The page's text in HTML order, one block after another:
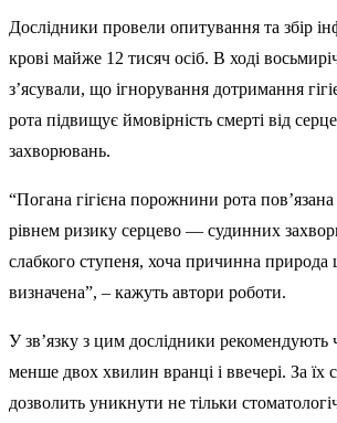
Дослідники провели опитування та збір
крові майже 12 тисяч осіб. В ході
з’ясували, що ігнорування дотримання
рота підвищує ймовірність смерті від
захворювань.
“Погана гігієна порожнини рота
рівнем ризику серцево — судинних
слабкого ступеня, хоча причинна природа
визначена”, – кажуть автори роботи.
У зв’язку з цим дослідники рекомендують
менше двох хвилин вранці і ввечері. За їх
дозволить уникнути не тільки